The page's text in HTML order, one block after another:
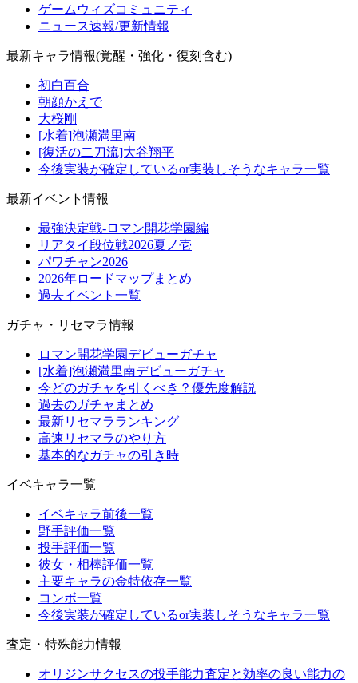
ゲームウィズコミュニティ
ニュース速報/更新情報
最新キャラ情報(覚醒・強化・復刻含む)
初白百合
朝顔かえで
大桜剛
[水着]泡瀬満里南
[復活の二刀流]大谷翔平
今後実装が確定しているor実装しそうなキャラ一覧
最新イベント情報
最強決定戦-ロマン開花学園編
リアタイ段位戦2026夏ノ壱
パワチャン2026
2026年ロードマップまとめ
過去イベント一覧
ガチャ・リセマラ情報
ロマン開花学園デビューガチャ
[水着]泡瀬満里南デビューガチャ
今どのガチャを引くべき？優先度解説
過去のガチャまとめ
最新リセマラランキング
高速リセマラのやり方
基本的なガチャの引き時
イベキャラ一覧
イベキャラ前後一覧
野手評価一覧
投手評価一覧
彼女・相棒評価一覧
主要キャラの金特依存一覧
コンボ一覧
今後実装が確定しているor実装しそうなキャラ一覧
査定・特殊能力情報
オリジンサクセスの投手能力査定と効率の良い能力の